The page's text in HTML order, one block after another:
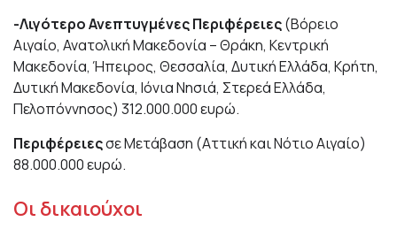
-Λιγότερο Ανεπτυγμένες Περιφέρειες(Βόρειο
Αιγαίο, Ανατολική Μακεδονία – Θράκη, Κεντρική
Μακεδονία, Ήπειρος, Θεσσαλία, Δυτική Ελλάδα, Κρήτη,
Δυτική Μακεδονία, Ιόνια Νησιά, Στερεά Ελλάδα,
Πελοπόννησος) 312.000.000 ευρώ.
Περιφέρειεςσε Μετάβαση (Αττική και Νότιο Αιγαίο)
88.000.000 ευρώ.
Οι δικαιούχοι